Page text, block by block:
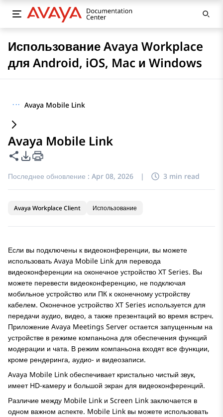
Использование Avaya Workplace
для Android, iOS, Mac и Windows
··· Avaya Mobile Link
Avaya Mobile Link
Поделиться этой страницей
Параметры экспорта PDF
Последнее обновление : Apr 08, 2026 | 3 min read
Avaya Workplace Client Использование
Если вы подключены к видеоконференции, вы можете
использовать Avaya Mobile Link для перевода
видеоконференции на оконечное устройство XT Series. Вы
можете перевести видеоконференцию, не подключая
мобильное устройство или ПК к оконечному устройству
кабелем. Оконечное устройство XT Series используется для
передачи аудио, видео, а также презентаций во время встреч.
Приложение Avaya Meetings Server остается запущенным на
устройстве в режиме компаньона для обеспечения функций
модерации и чата. В режим компаньона входят все функции,
кроме рендеринга, аудио- и видеозаписи.
Avaya Mobile Link обеспечивает кристально чистый звук,
имеет HD-камеру и большой экран для видеоконференций.
Различие между Mobile Link и Screen Link заключается в
одном важном аспекте. Mobile Link вы можете использовать